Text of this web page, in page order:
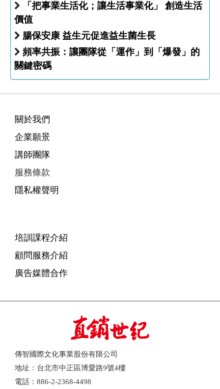
「把事業生活化；讓生活事業化」 創造生活
價值
腸保安康 益生元促進益生菌生長
頻率共振：讓團隊從「運作」到「爆發」的
關鍵密碼
關於我們
企業願景
講師團隊
服務條款
隱私權聲明
培訓課程介紹
顧問服務介紹
廣告媒體合作
傳智國際文化事業股份有限公司
地址：台北市中正區博愛路9號4樓
電話：886-2-2368-4498